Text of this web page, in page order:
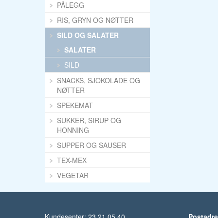
PÅLEGG
RIS, GRYN OG NØTTER
SILD OG SALATER
SALATER
SILD
SNACKS, SJOKOLADE OG
NØTTER
SPEKEMAT
SUKKER, SIRUP OG
HONNING
SUPPER OG SAUSER
TEX-MEX
VEGETAR